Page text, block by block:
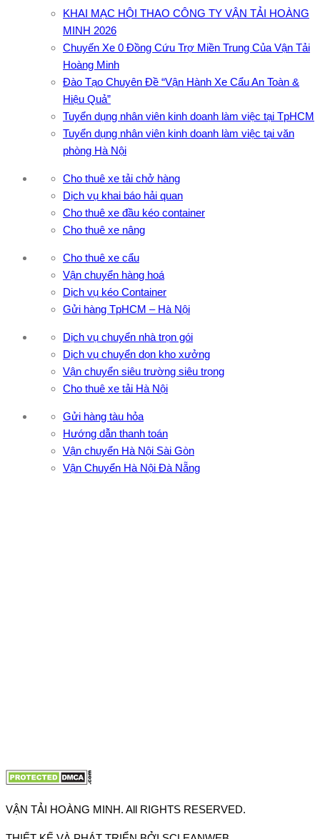
KHAI MẠC HỘI THAO CÔNG TY VẬN TẢI HOÀNG
MINH 2026
Chuyến Xe 0 Đồng Cứu Trợ Miền Trung Của Vận Tải
Hoàng Minh
Đào Tạo Chuyên Đề “Vận Hành Xe Cẩu An Toàn &
Hiệu Quả”
Tuyển dụng nhân viên kinh doanh làm việc tại TpHCM
Tuyển dụng nhân viên kinh doanh làm việc tại văn
phòng Hà Nội
Cho thuê xe tải chở hàng
Dịch vụ khai báo hải quan
Cho thuê xe đầu kéo container
Cho thuê xe nâng
Cho thuê xe cẩu
Vận chuyển hàng hoá
Dịch vụ kéo Container
Gửi hàng TpHCM – Hà Nội
Dịch vụ chuyển nhà trọn gói
Dịch vụ chuyển dọn kho xưởng
Vận chuyển siêu trường siêu trọng
Cho thuê xe tải Hà Nội
Gửi hàng tàu hỏa
Hướng dẫn thanh toán
Vận chuyển Hà Nội Sài Gòn
Vận Chuyển Hà Nội Đà Nẵng
VẬN TẢI HOÀNG MINH. All RIGHTS RESERVED.